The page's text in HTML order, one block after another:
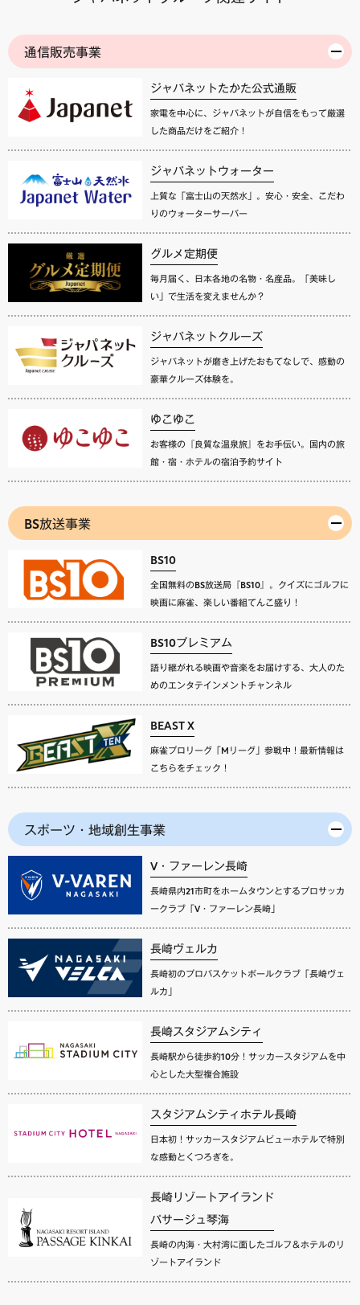
通信販売事業
ジャパネットたかた公式通販
家電を中心に、ジャパネットが自信をもって厳選
した商品だけをご紹介！
ジャパネットウォーター
上質な「富士山の天然水」。安心・安全、こだわ
りのウォーターサーバー
グルメ定期便
毎月届く、日本各地の名物・名産品。「美味し
い」で生活を変えませんか？
ジャパネットクルーズ
ジャパネットが磨き上げたおもてなしで、感動の
豪華クルーズ体験を。
ゆこゆこ
お客様の『良質な温泉旅』をお手伝い。国内の旅
館・宿・ホテルの宿泊予約サイト
BS放送事業
BS10
全国無料のBS放送局『BS10』。クイズにゴルフに
映画に麻雀、楽しい番組てんこ盛り！
BS10プレミアム
語り継がれる映画や音楽をお届けする、大人のた
めのエンタテインメントチャンネル
BEAST X
麻雀プロリーグ「Mリーグ」参戦中！最新情報は
こちらをチェック！
スポーツ・地域創生事業
V・ファーレン長崎
長崎県内21市町をホームタウンとするプロサッカ
ークラブ「V・ファーレン長崎」
長崎ヴェルカ
長崎初のプロバスケットボールクラブ「長崎ヴェ
ルカ」
長崎スタジアムシティ
長崎駅から徒歩約10分！サッカースタジアムを中
心とした大型複合施設
スタジアムシティホテル長崎
日本初！サッカースタジアムビューホテルで特別
な感動とくつろぎを。
長崎リゾートアイランド
パサージュ琴海
長崎の内海・大村湾に面したゴルフ＆ホテルのリ
ゾートアイランド